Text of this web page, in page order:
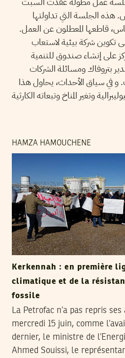
هذه الجلسة التي تداولتها
قاطعها المعطلون عن العمل.
تكوين شركة بيئية لاستعاب
على إنشاء صندوق للتنمية
بتروفاك ومسائلة الشركات
و في سياق الأحداث، يحاول هذا
وتغير المناخ وتبعاته الكارثية
HAMZA HAMOUCHENE
Kerkennah : en première
climatique et de la
fossile
La Petrofac n’a pas repris
mercredi 15 juin, comme
dernier, le ministre de
Ahmed Souissi, le